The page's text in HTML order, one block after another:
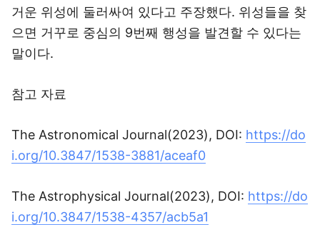
거운 위성에 둘러싸여 있다고 주장했다. 위성들을 찾
으면 거꾸로 중심의 9번째 행성을 발견할 수 있다는
말이다.
참고 자료
The Astronomical Journal(2023), DOI: https://do
i.org/10.3847/1538-3881/aceaf0
The Astrophysical Journal(2023), DOI: https://do
i.org/10.3847/1538-4357/acb5a1